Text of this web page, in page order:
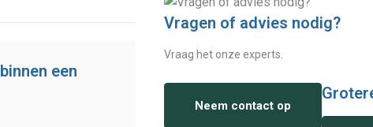
een
Vragen of advies nodig?
Vraag het onze experts.
Neem contact op